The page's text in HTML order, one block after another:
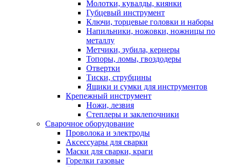
Молотки, кувалды, киянки
Губцевый инструмент
Ключи, торцевые головки и наборы
Напильники, ножовки, ножницы по
металлу
Метчики, зубила, кернеры
Топоры, ломы, гвоздодеры
Отвертки
Тиски, струбцины
Ящики и сумки для инструментов
Крепежный инструмент
Ножи, лезвия
Степлеры и заклепочники
Сварочное оборудование
Проволока и электроды
Аксессуары для сварки
Маски для сварки, краги
Горелки газовые